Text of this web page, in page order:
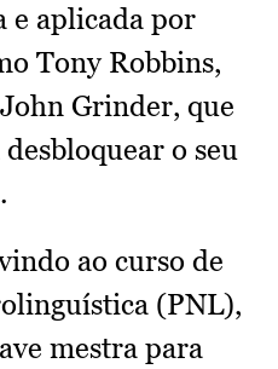
e aplicada por
Tony Robbins,
Grinder, que
o seu
ao curso de
(PNL),
mestra para